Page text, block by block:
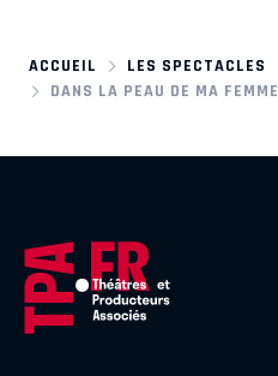
ACCUEIL
LES SPECTACLES
DANS LA PEAU DE MA FEMME